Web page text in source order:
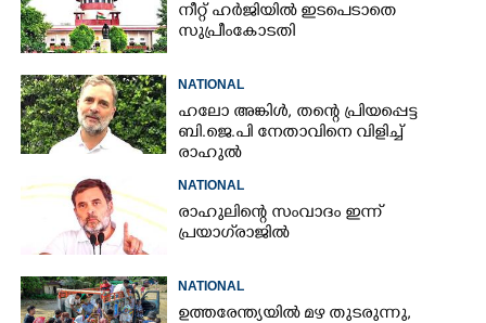
നീറ്റ് ഹർജിയിൽ ഇടപെടാതെ
സുപ്രീംകോടതി
NATIONAL
ഹലോ അങ്കിൾ,​ തന്റെ പ്രിയപ്പെട്ട
ബി.ജെ.പി നേതാവിനെ വിളിച്ച്
രാഹുൽ
NATIONAL
രാഹുലിന്റെ സംവാദം ഇന്ന്
പ്രയാഗ്‌രാജിൽ
NATIONAL
ഉത്തരേന്ത്യയിൽ മഴ തുടരുന്നു,​